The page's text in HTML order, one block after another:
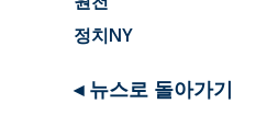
원천
정치NY
◂ 뉴스로 돌아가기